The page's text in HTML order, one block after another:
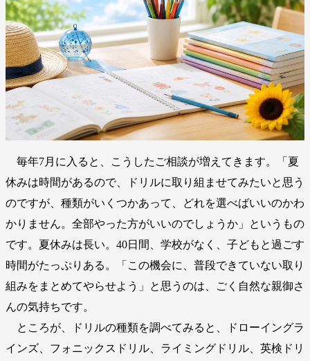
毎年7月に入ると、こうしたご相談が増えてきます。「夏
休みは時間があるので、ドリルに取り組ませてみたいと思う
のですが、種類がいくつかあって、どれを選べばいいのかわ
かりません。全部やった方がいいのでしょうか」というもの
です。夏休みは長い。40日間、学校がなく、子どもと過ごす
時間がたっぷりある。「この機会に、普段できていない取り
組みをまとめてやらせよう」と思うのは、ごく自然な親御さ
んの気持ちです。
ところが、ドリルの種類を調べてみると、ドローイングラ
インズ、フォニックスドリル、ライミングドリル、英検ドリ